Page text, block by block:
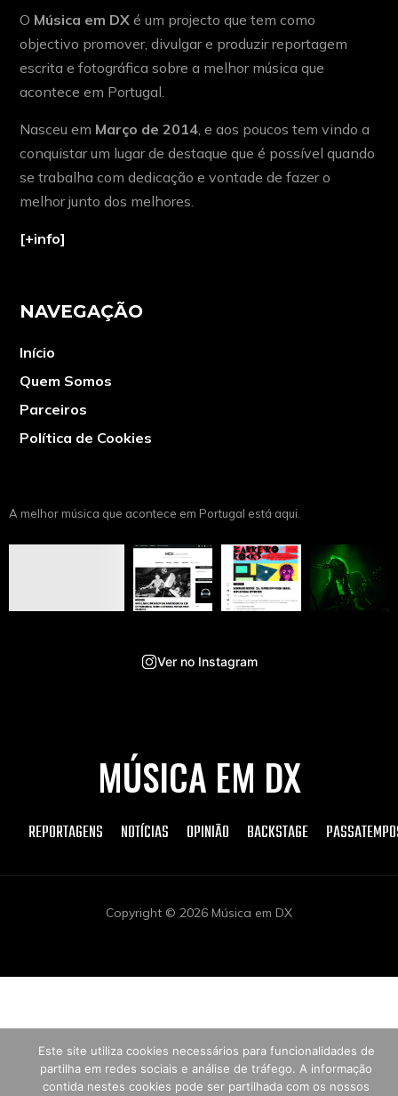
O Música em DX é um projecto que tem como
objectivo promover, divulgar e produzir reportagem
escrita e fotográfica sobre a melhor música que
acontece em Portugal.
Nasceu em Março de 2014, e aos poucos tem vindo a
conquistar um lugar de destaque que é possível quando
se trabalha com dedicação e vontade de fazer o
melhor junto dos melhores.
[+info]
NAVEGAÇÃO
Início
Quem Somos
Parceiros
Política de Cookies
A melhor música que acontece em Portugal está aqui.
Ver no Instagram
MÚSICA EM DX
REPORTAGENS NOTÍCIAS OPINIÃO BACKSTAGE
Copyright © 2026 Música em DX
Este site utiliza cookies necessários para funcionalidades de
partilha em redes sociais e análise de tráfego. A informação
contida nestes cookies pode ser partilhada com os nossos